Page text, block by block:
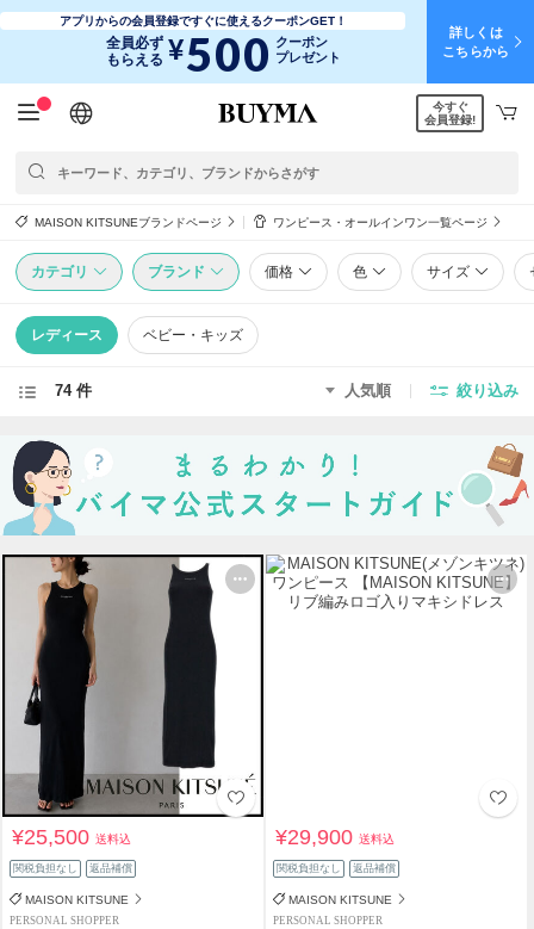
アプリからの会員登録ですぐに使えるクーポンGET！
全員必ず
もらえる ¥500 クーポン
プレゼント
詳しくは
こちらから
日本語
English
简体中文
繁體中文
今すぐ
会員登録!
MAISON KITSUNEブランドページ ワンピース・オールインワン一覧ページ
カテゴリ ブランド 価格 色 サイズ
レディース ベビー・キッズ
74 件 人気順 絞り込み
¥25,500送料込
関税負担なし 返品補償
MAISON KITSUNE
PERSONAL SHOPPER
¥29,900送料込
関税負担なし 返品補償
MAISON KITSUNE
PERSONAL SHOPPER